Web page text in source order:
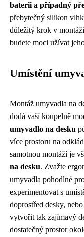
baterii a případný
přebytečný silikon
důležitý krok v
budete moci užívat
Umístění
Montáž umyvadla na
dodá vaší koupelně
umyvadlo na desku
více prostoru na
samotnou montáží je
na desku. Zvažte
umyvadla pohodlné
experimentovat s
doprostřed desky,
vytvořit tak zajímavý
dostatečný prostor